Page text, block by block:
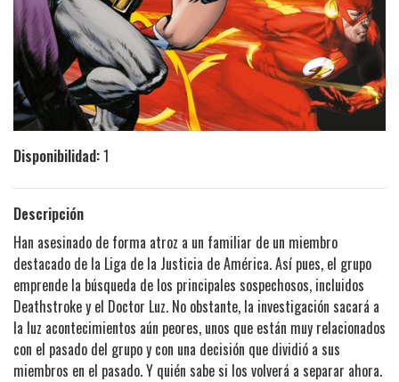
Disponibilidad:1
Descripción
Han asesinado de forma atroz a un familiar de un miembro
destacado de la Liga de la Justicia de América. Así pues, el grupo
emprende la búsqueda de los principales sospechosos, incluidos
Deathstroke y el Doctor Luz. No obstante, la investigación sacará a
la luz acontecimientos aún peores, unos que están muy relacionados
con el pasado del grupo y con una decisión que dividió a sus
miembros en el pasado. Y quién sabe si los volverá a separar ahora.